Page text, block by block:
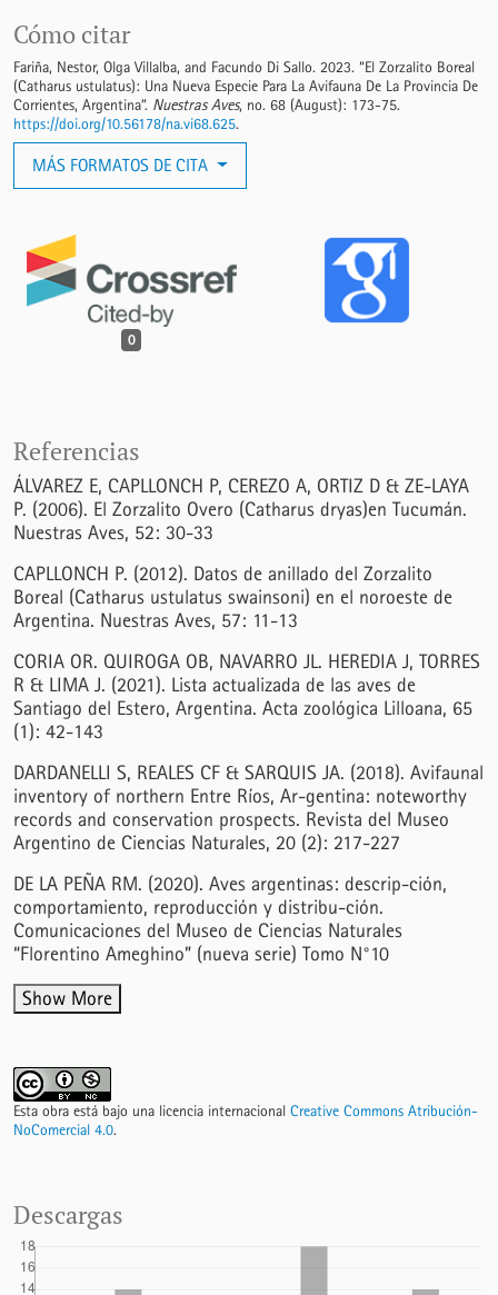
Cómo citar
Fariña, Nestor, Olga Villalba, and Facundo Di Sallo. 2023. “El Zorzalito Boreal
(Catharus ustulatus): Una Nueva Especie Para La Avifauna De La Provincia De
Corrientes, Argentina”. Nuestras Aves, no. 68 (August): 173-75.
https://doi.org/10.56178/na.vi68.625.
MÁS FORMATOS DE CITA
0
Referencias
ÁLVAREZ E, CAPLLONCH P, CEREZO A, ORTIZ D & ZE-LAYA
P. (2006). El Zorzalito Overo (Catharus dryas)en Tucumán.
Nuestras Aves, 52: 30-33
CAPLLONCH P. (2012). Datos de anillado del Zorzalito
Boreal (Catharus ustulatus swainsoni) en el noroeste de
Argentina. Nuestras Aves, 57: 11-13
CORIA OR. QUIROGA OB, NAVARRO JL. HEREDIA J, TORRES
R & LIMA J. (2021). Lista actualizada de las aves de
Santiago del Estero, Argentina. Acta zoológica Lilloana, 65
(1): 42-143
DARDANELLI S, REALES CF & SARQUIS JA. (2018). Avifaunal
inventory of northern Entre Ríos, Ar-gentina: noteworthy
records and conservation prospects. Revista del Museo
Argentino de Ciencias Naturales, 20 (2): 217-227
DE LA PEÑA RM. (2020). Aves argentinas: descrip-ción,
comportamiento, reproducción y distribu-ción.
Comunicaciones del Museo de Ciencias Naturales
“Florentino Ameghino” (nueva serie) Tomo N°10
Show More
Esta obra está bajo una licencia internacional Creative Commons Atribución-
NoComercial 4.0.
Descargas